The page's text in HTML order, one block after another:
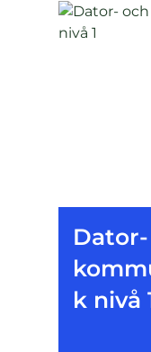
k nivå